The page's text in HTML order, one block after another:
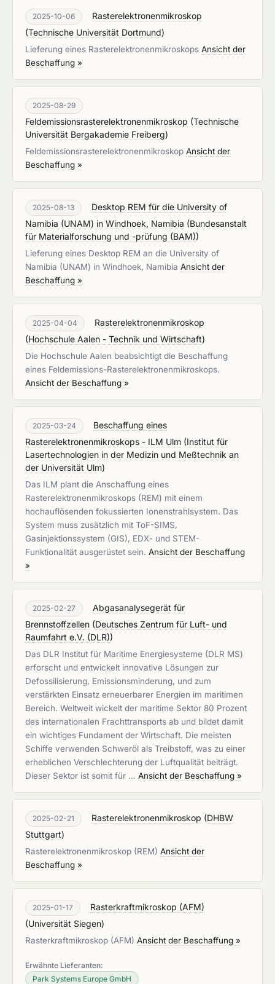
2025-10-06
Rasterelektronenmikroskop
(Technische Universität Dortmund)
Lieferung eines Rasterelektronenmikroskops Ansicht der
Beschaffung »
2025-08-29
Feldemissionsrasterelektronenmikroskop (Technische
Universität Bergakademie Freiberg)
Feldemissionsrasterelektronenmikroskop Ansicht der
Beschaffung »
2025-08-13
Desktop REM für die University of
Namibia (UNAM) in Windhoek, Namibia (Bundesanstalt
für Materialforschung und -prüfung (BAM))
Lieferung eines Desktop REM an die University of
Namibia (UNAM) in Windhoek, Namibia Ansicht der
Beschaffung »
2025-04-04
Rasterelektronenmikroskop
(Hochschule Aalen - Technik und Wirtschaft)
Die Hochschule Aalen beabsichtigt die Beschaffung
eines Feldemissions-Rasterelektronenmikroskops.
Ansicht der Beschaffung »
2025-03-24
Beschaffung eines
Rasterelektronenmikroskops - ILM Ulm (Institut für
Lasertechnologien in der Medizin und Meßtechnik an
der Universität Ulm)
Das ILM plant die Anschaffung eines
Rasterelektronenmikroskops (REM) mit einem
hochauflösenden fokussierten Ionenstrahlsystem. Das
System muss zusätzlich mit ToF-SIMS,
Gasinjektionssystem (GIS), EDX- und STEM-
Funktionalität ausgerüstet sein. Ansicht der Beschaffung
»
2025-02-27
Abgasanalysegerät für
Brennstoffzellen (Deutsches Zentrum für Luft- und
Raumfahrt e.V. (DLR))
Das DLR Institut für Maritime Energiesysteme (DLR MS)
erforscht und entwickelt innovative Lösungen zur
Defossilisierung, Emissionsminderung, und zum
verstärkten Einsatz erneuerbarer Energien im maritimen
Bereich. Weltweit wickelt der maritime Sektor 80 Prozent
des internationalen Frachttransports ab und bildet damit
ein wichtiges Fundament der Wirtschaft. Die meisten
Schiffe verwenden Schweröl als Treibstoff, was zu einer
erheblichen Verschlechterung der Luftqualität beiträgt.
Dieser Sektor ist somit für … Ansicht der Beschaffung »
2025-02-21 Rasterelektronenmikroskop (DHBW
Stuttgart)
Rasterelektronenmikroskop (REM) Ansicht der
Beschaffung »
2025-01-17
Rasterkraftmikroskop (AFM)
(Universität Siegen)
Rasterkraftmikroskop (AFM) Ansicht der Beschaffung »
Erwähnte Lieferanten:
Park Systems Europe GmbH